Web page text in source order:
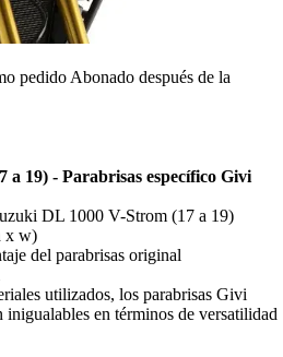
pedido Abonado después de la
a 19) - Parabrisas específico Givi
DL 1000 V-Strom (17 a 19)
x w)
del parabrisas original
utilizados, los parabrisas Givi
en términos de versatilidad